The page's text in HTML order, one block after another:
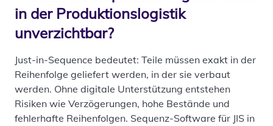
in der Produktionslogistik
unverzichtbar?
Just-in-Sequence bedeutet: Teile müssen exakt in der
Reihenfolge geliefert werden, in der sie verbaut
werden. Ohne digitale Unterstützung entstehen
Risiken wie Verzögerungen, hohe Bestände und
fehlerhafte Reihenfolgen. Sequenz-Software für JIS in